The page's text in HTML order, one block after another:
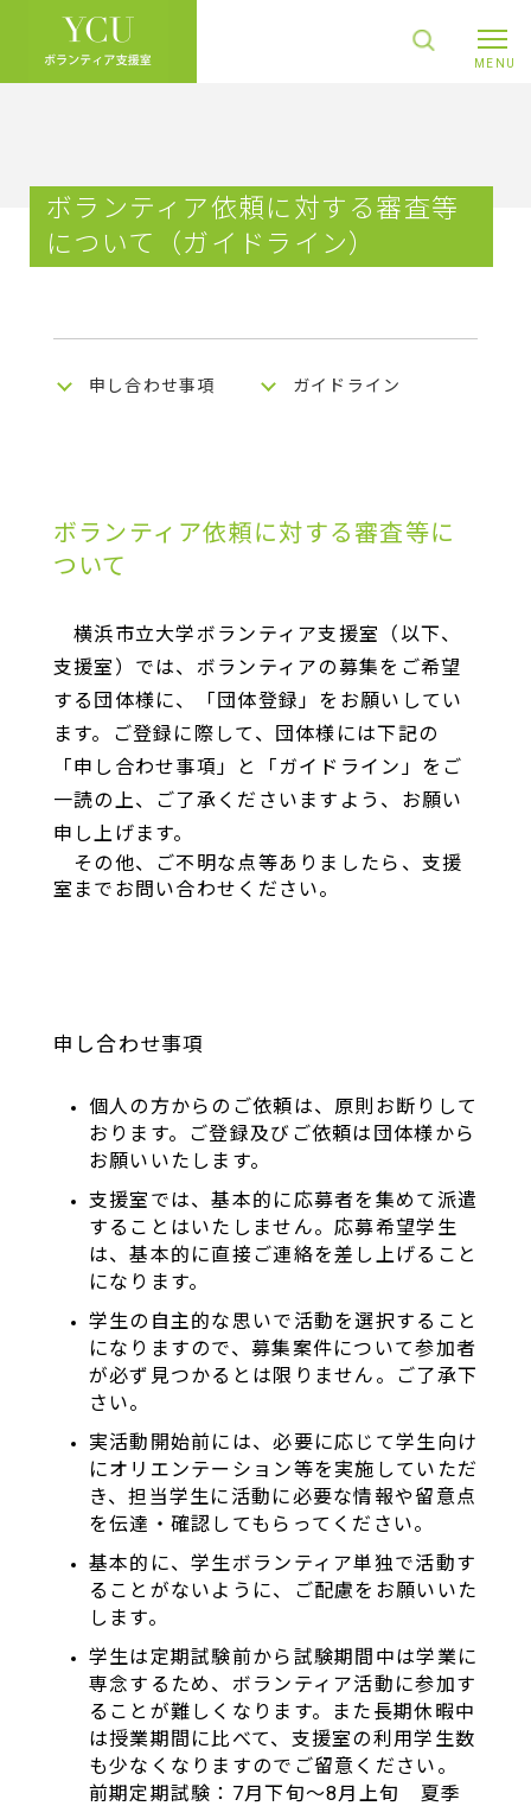
ボランティア依頼に対する審査等
について（ガイドライン）
申し合わせ事項 ガイドライン
ボランティア依頼に対する審査等に
ついて
横浜市立大学ボランティア支援室（以下、
支援室）では、ボランティアの募集をご希望
する団体様に、「団体登録」をお願いしてい
ます。ご登録に際して、団体様には下記の
「申し合わせ事項」と「ガイドライン」をご
一読の上、ご了承くださいますよう、お願い
申し上げます。
その他、ご不明な点等ありましたら、支援
室までお問い合わせください。
申し合わせ事項
個人の方からのご依頼は、原則お断りして
おります。ご登録及びご依頼は団体様から
お願いいたします。
支援室では、基本的に応募者を集めて派遣
することはいたしません。応募希望学生
は、基本的に直接ご連絡を差し上げること
になります。
学生の自主的な思いで活動を選択すること
になりますので、募集案件について参加者
が必ず見つかるとは限りません。ご了承下
さい。
実活動開始前には、必要に応じて学生向け
にオリエンテーション等を実施していただ
き、担当学生に活動に必要な情報や留意点
を伝達・確認してもらってください。
基本的に、学生ボランティア単独で活動す
ることがないように、ご配慮をお願いいた
します。
学生は定期試験前から試験期間中は学業に
専念するため、ボランティア活動に参加す
ることが難しくなります。また長期休暇中
は授業期間に比べて、支援室の利用学生数
も少なくなりますのでご留意ください。
前期定期試験：7月下旬～8月上旬 夏季